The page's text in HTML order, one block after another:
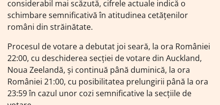
considerabil mai scăzută, cifrele actuale indică o
schimbare semnificativă în atitudinea cetățenilor
români din străinătate.
Procesul de votare a debutat joi seară, la ora României
22:00, cu deschiderea secției de votare din Auckland,
Noua Zeelandă, și continuă până duminică, la ora
României 21:00, cu posibilitatea prelungirii până la ora
23:59 în cazul unor cozi semnificative la secțiile de